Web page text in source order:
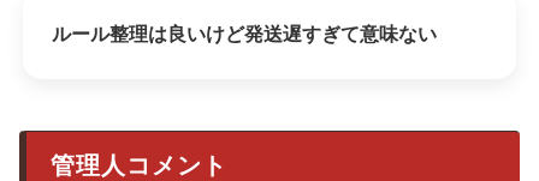
ルール整理は良いけど発送遅すぎて意味ない
管理人コメント